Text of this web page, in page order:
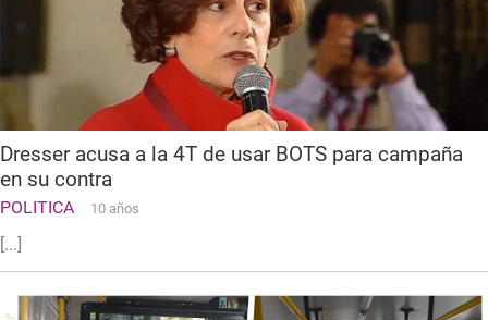
Dresser acusa a la 4T de usar BOTS para campaña
en su contra
POLITICA 10 años
[...]